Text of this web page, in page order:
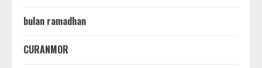
bulan ramadhan
CURANMOR